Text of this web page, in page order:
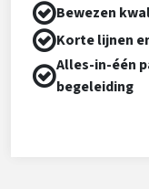
Bewezen
Korte lijnen
Alles-in-één
begeleiding